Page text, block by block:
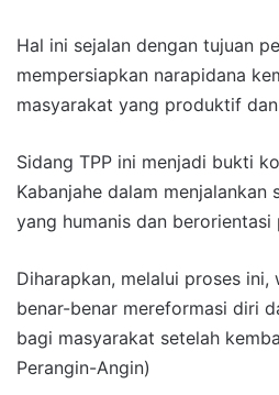
Hal ini sejalan dengan tujuan
mempersiapkan narapidana
masyarakat yang produktif
Sidang TPP ini menjadi bukti
Kabanjahe dalam menjalankan
yang humanis dan berorientasi
Diharapkan, melalui proses ini,
benar-benar mereformasi diri
bagi masyarakat setelah
Perangin-Angin)